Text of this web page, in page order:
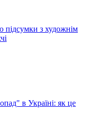
підсумки з художнім
в Україні: як це